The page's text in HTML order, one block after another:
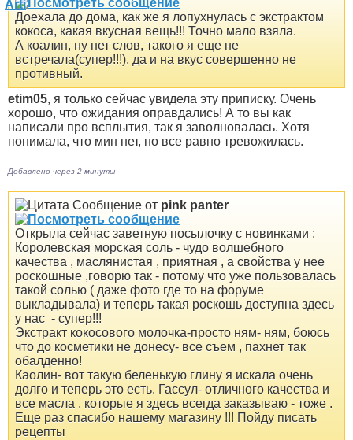
Доехала до дома, как же я лопухнулась с экстрактом
кокоса, какая вкусная вещь!!! Точно мало взяла.
А коалин, ну нет слов, такого я еще не
встречала(супер!!!), да и на вкус совершенно не
противный.
etim05, я только сейчас увидела эту приписку. Очень
хорошо, что ожидания оправдались! А то вы как
написали про всплытия, так я заволновалась. Хотя
понимала, что мин нет, но все равно тревожилась.
Добавлено через 2 минуты
Сообщение от pink panter
Открыла сейчас заветную посылочку с новинками :
Королевская морская соль - чудо волшебного
качества , маслянистая , приятная , а свойства у нее
роскошные ,говорю так - потому что уже пользовалась
такой солью ( даже фото где то на форуме
выкладывала) и теперь такая роскошь доступна здесь
у нас - супер!!!
Экстракт кокосового молочка-просто ням- ням, боюсь
что до косметики не донесу- все съем , пахнет так
обалденно!
Каолин- вот такую беленькую глину я искала очень
долго и теперь это есть. Гассул- отличного качества и
все масла , которые я здесь всегда заказываю - тоже .
Еще раз спасибо нашему магазину !!! Пойду писать
рецепты